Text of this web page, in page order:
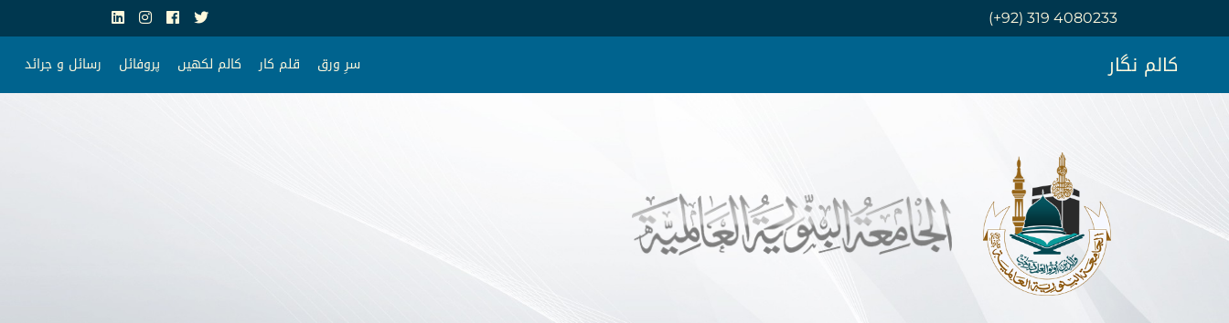
(+92) 319 4080233
کالم نگار سرِ ورق قلم کار کالم لکھیں پروفائل رسائل و جرائد